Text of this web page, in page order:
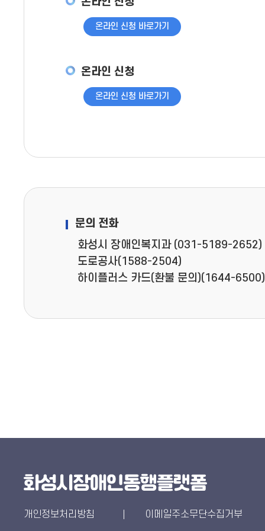
온라인 신청 바로가기
온라인 신청
온라인 신청 바로가기
문의 전화
화성시 장애인복지과 (031-5189-2652)
도로공사(1588-2504)
하이플러스 카드(환불 문의)(1644-6500)
개인정보처리방침 이메일주소무단수집거부